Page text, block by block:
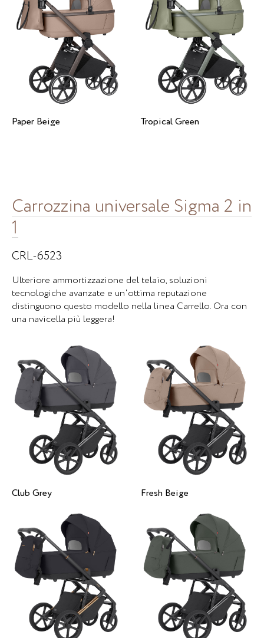
Paper Beige Tropical Green
Carrozzina universale Sigma 2 in
1
CRL-6523
Ulteriore ammortizzazione del telaio, soluzioni
tecnologiche avanzate e un'ottima reputazione
distinguono questo modello nella linea Carrello. Ora con
una navicella più leggera!
Club Grey Fresh Beige